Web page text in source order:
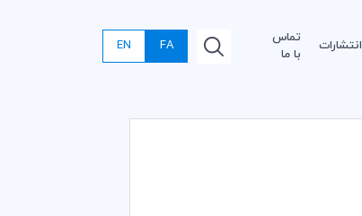
انتشارات
تماس
با ما
FA
EN